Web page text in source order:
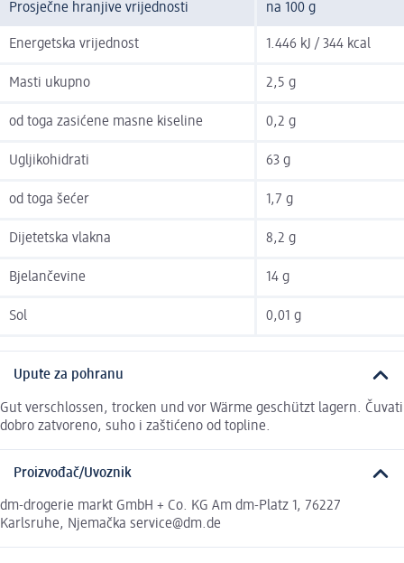
Prosječne hranjive vrijednosti na 100 g
Energetska vrijednost 1.446 kJ / 344 kcal
Masti ukupno 2,5 g
od toga zasićene masne kiseline 0,2 g
Ugljikohidrati 63 g
od toga šećer 1,7 g
Dijetetska vlakna 8,2 g
Bjelančevine 14 g
Sol 0,01 g
Upute za pohranu
Gut verschlossen, trocken und vor Wärme geschützt lagern. Čuvati
dobro zatvoreno, suho i zaštićeno od topline.
Proizvođač/Uvoznik
dm-drogerie markt GmbH + Co. KG Am dm-Platz 1, 76227
Karlsruhe, Njemačka service@dm.de